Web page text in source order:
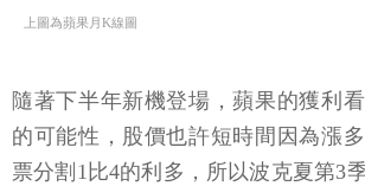
上圖為蘋果月K線圖
隨著下半年新機登場，蘋果的獲利
的可能性，股價也許短時間因為漲
票分割1比4的利多，所以波克夏第3